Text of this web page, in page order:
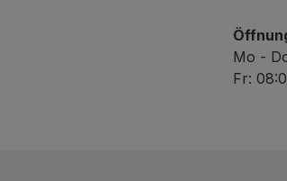
Mo -
Fr: